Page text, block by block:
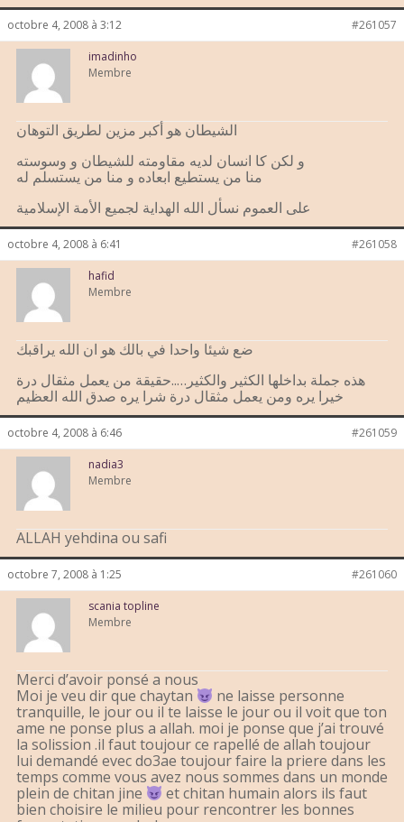
octobre 4, 2008 à 3:12 #261057
imadinho
Membre
الشيطان هو أكبر مزين لطريق التوهان
و لكن كا انسان لديه مقاومته للشيطان و وسوسته
منا من يستطيع ابعاده و منا من يستسلم له
على العموم نسأل الله الهداية لجميع الأمة الإسلامية
octobre 4, 2008 à 6:41 #261058
hafid
Membre
ضع شيئا واحدا في بالك هو ان الله يراقبك
هذه جملة بداخلها الكثير والكثير…..حقيقة من يعمل مثقال درة
خيرا يره ومن يعمل مثقال درة شرا يره صدق الله العظيم
octobre 4, 2008 à 6:46 #261059
nadia3
Membre
ALLAH yehdina ou safi
octobre 7, 2008 à 1:25 #261060
scania topline
Membre
Merci d’avoir ponsé a nous
Moi je veu dir que chaytan
ne laisse personne
tranquille, le jour ou il te laisse le jour ou il voit que ton
ame ne ponse plus a allah. moi je ponse que j’ai trouvé
la solission .il faut toujour ce rapellé de allah toujour
lui demandé evec do3ae toujour faire la priere dans les
temps comme vous avez nous sommes dans un monde
plein de chitan jine
et chitan humain alors ils faut
bien choisire le milieu pour rencontrer les bonnes